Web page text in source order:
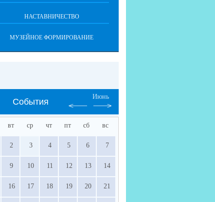
НАСТАВНИЧЕСТВО
МУЗЕЙНОЕ ФОРМИРОВАНИЕ
События
Июнь
вт ср чт пт сб вс
2 3 4 5 6 7
9 10 11 12 13 14
16 17 18 19 20 21